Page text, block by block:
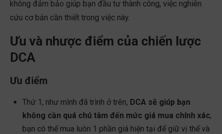
không đảm bảo giúp bạn đầu tư thành công, việc nghiên
cứu cơ bản cần thiết trong việc này.
Ưu và nhược điểm của chiến lược
DCA
Ưu điểm
Thứ 1, như mình đã trình ở trên, DCA sẽ giúp bạn
không cần quá chú tâm đến mức giá mua chính xác,
bạn có thể mua luôn 1 phần giá hiện tại để giữ vị thế và